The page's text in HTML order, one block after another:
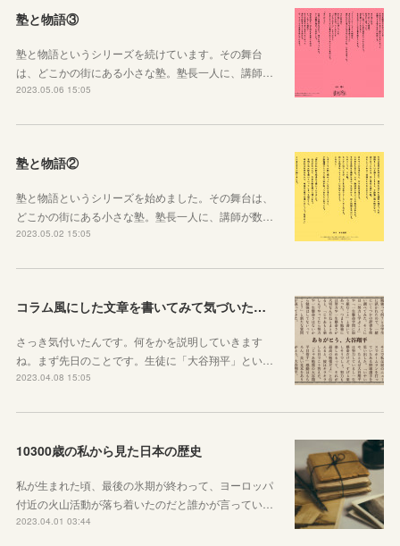
塾と物語③
塾と物語というシリーズを続けています。その舞台
は、どこかの街にある小さな塾。塾長一人に、講師…
2023.05.06 15:05
塾と物語②
塾と物語というシリーズを始めました。その舞台は、
どこかの街にある小さな塾。塾長一人に、講師が数…
2023.05.02 15:05
コラム風にした文章を書いてみて気づいたこと
さっき気付いたんです。何をかを説明していきます
ね。まず先日のことです。生徒に「大谷翔平」とい…
2023.04.08 15:05
10300歳の私から見た日本の歴史
私が生まれた頃、最後の氷期が終わって、ヨーロッパ
付近の火山活動が落ち着いたのだと誰かが言ってい…
2023.04.01 03:44